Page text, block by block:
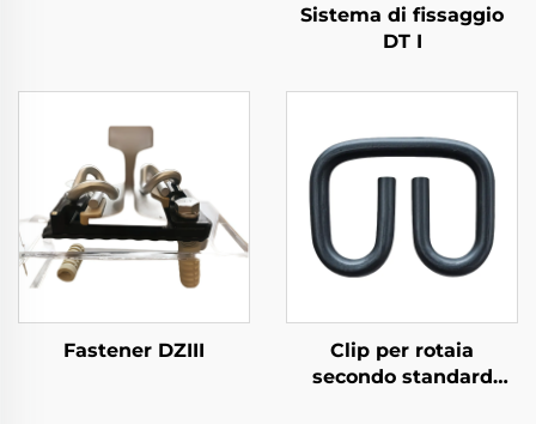
Sistema di fissaggio
DT I
Fastener DZIII
Clip per rotaia
secondo standard